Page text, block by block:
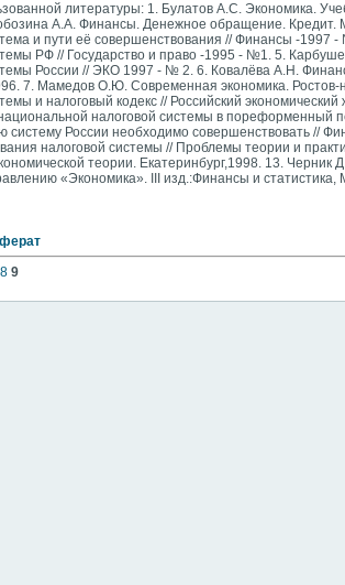
литературы: 1. Булатов А.С. Экономика.
А.А. Финансы. Денежное обращение. Кредит.
и пути её совершенствования // Финансы -
РФ // Государство и право -1995 - №1. 5.
России // ЭКО 1997 - № 2. 6. Ковалёва А.Н.
7. Мамедов О.Ю. Современная экономика.
и налоговый кодекс // Российский
налоговой системы в пореформенный
систему России необходимо совершенствовать //
налоговой системы // Проблемы теории и
теории. Екатеринбург,1998. 13. Черник
«Экономика». III изд.:Финансы и статистика,
8 9